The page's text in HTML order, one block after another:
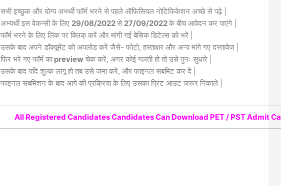
सभी इच्छुक और योग्य अभर्थी फॉर्म भरने से पहले ऑफिसियल नोटिफिकेशन अच्छे से पढ़े |
अभ्यर्थी इस वेकन्सी के लिए 29/08/2022से 27/09/2022के बीच आवेदन कर पाएंगे |
फॉर्म भरने के लिए लिंक पर क्लिक् करें और मांगी गई बेसिक डिटेल्स को भरें |
उसके बाद अपने डॉक्यूमेंट को अपलोड करें जैसे- फोटो, हस्ताक्षर और अन्य मांगे गए दस्तावेज |
फिर भरे गए फॉर्म काpreview चेक करें, अगर कोई गलती हो तो उसे पुनः सुधारे |
उसके बाद यदि शुल्क लागू हो तब उसे जमा करें, और फाइनल सबमिट कर दें |
फाइनल सबमिशन के बाद आगे की प्रक्रिया के लिए उसका प्रिंट आउट जरूर निकाले |
All Registered Candidates Candidates Can Download PET / PST Admit